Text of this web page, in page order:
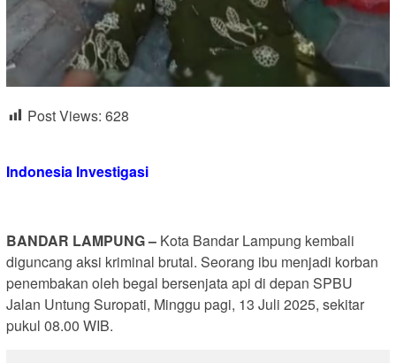
Post Views: 628
Indonesia Investigasi
BANDAR LAMPUNG – Kota Bandar Lampung kembali
diguncang aksi kriminal brutal. Seorang ibu menjadi korban
penembakan oleh begal bersenjata api di depan SPBU
Jalan Untung Suropati, Minggu pagi, 13 Juli 2025, sekitar
pukul 08.00 WIB.